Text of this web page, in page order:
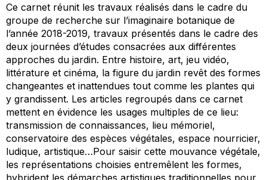
Ce carnet réunit les travaux réalisés dans le cadre du
groupe de recherche sur l’imaginaire botanique de
l’année 2018-2019, travaux présentés dans le cadre des
deux journées d’études consacrées aux différentes
approches du jardin. Entre histoire, art, jeu vidéo,
littérature et cinéma, la figure du jardin revêt des formes
changeantes et inattendues tout comme les plantes qui
y grandissent. Les articles regroupés dans ce carnet
mettent en évidence les usages multiples de ce lieu:
transmission de connaissances, lieu mémoriel,
conservatoire des espèces végétales, espace nourricier,
ludique, artistique…Pour saisir cette mouvance végétale,
les représentations choisies entremêlent les formes,
hybrident les démarches artistiques traditionnelles pour